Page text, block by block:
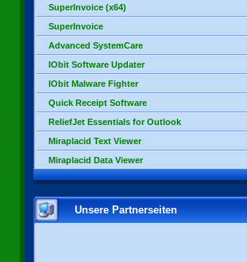
SuperInvoice (x64)
SuperInvoice
Advanced SystemCare
IObit Software Updater
IObit Malware Fighter
Quick Receipt Software
ReliefJet Essentials for Outlook
Miraplacid Text Viewer
Miraplacid Data Viewer
Unsere Partnerseiten